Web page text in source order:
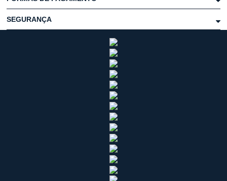
SEGURANÇA